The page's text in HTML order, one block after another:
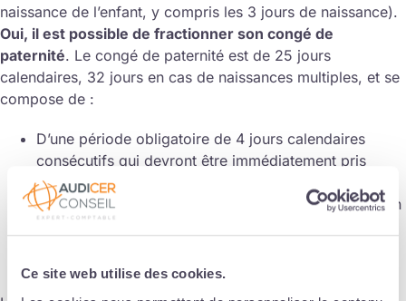
Ce site web utilise des cookies.
naissance de l’enfant, y compris les 3 jours de naissance).
Oui, il est possible de fractionner son congé de
paternité. Le congé de paternité est de 25 jours
calendaires, 32 jours en cas de naissances multiples, et se
compose de :
D’une période obligatoire de 4 jours calendaires
consécutifs qui devront être immédiatement pris
après le congé de naissance de 3 jours ;
D’une période de 21 jours calendaires, ou 28 jours en
cas de naissances multiples. Cette période de congé
durée minimale de 5 jours chacune.